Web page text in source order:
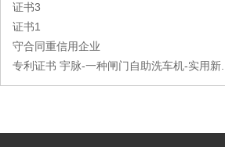
证书3
证书1
守合同重信用企业
专利证书 宇脉-一种闸门自助洗车机-实用新...